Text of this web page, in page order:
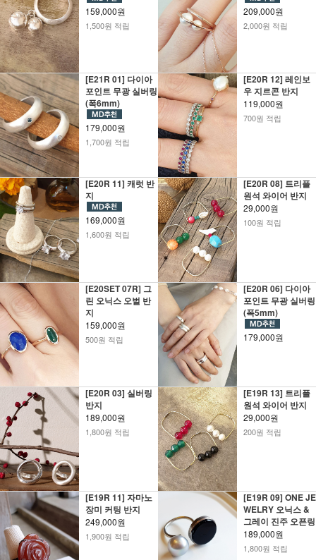
159,000원
1,500원 적립
209,000원
2,000원 적립
[E21R 01] 다이아
포인트 무광 실버링
(폭6mm)
179,000원
1,700원 적립
[E20R 12] 레인보
우 지르콘 반지
119,000원
700원 적립
[E20R 11] 캐럿 반
지
169,000원
1,600원 적립
[E20R 08] 트리플
원석 와이어 반지
29,000원
100원 적립
[E20SET 07R] 그
린 오닉스 오벌 반
지
159,000원
500원 적립
[E20R 06] 다이아
포인트 무광 실버링
(폭5mm)
179,000원
[E20R 03] 실버링
반지
189,000원
1,800원 적립
[E19R 13] 트리플
원석 와이어 반지
29,000원
200원 적립
[E19R 11] 자마노
장미 커팅 반지
249,000원
1,900원 적립
[E19R 09] ONE JE
WELRY 오닉스 &
그레이 진주 오픈링
189,000원
1,800원 적립